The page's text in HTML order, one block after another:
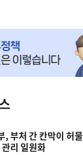
, 부처 간 칸막이 허
리 일원화